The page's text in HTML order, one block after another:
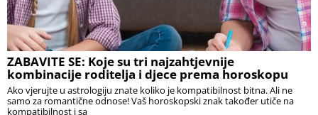
ZABAVITE SE: Koje su tri najzahtjevnije
kombinacije roditelja i djece prema horoskopu
Ako vjerujte u astrologiju znate koliko je kompatibilnost bitna. Ali ne
samo za romantične odnose! Vaš horoskopski znak također utiče na
kompatibilnost i sa